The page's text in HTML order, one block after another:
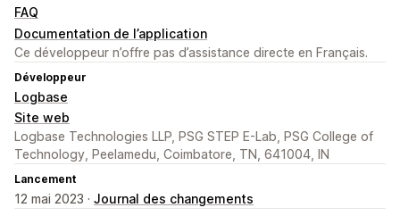
FAQ
Documentation de l’application
Ce développeur n’offre pas d’assistance directe en Français.
Développeur
Logbase
Site web
Logbase Technologies LLP, PSG STEP E-Lab, PSG College of
Technology, Peelamedu, Coimbatore, TN, 641004, IN
Lancement
12 mai 2023 · Journal des changements